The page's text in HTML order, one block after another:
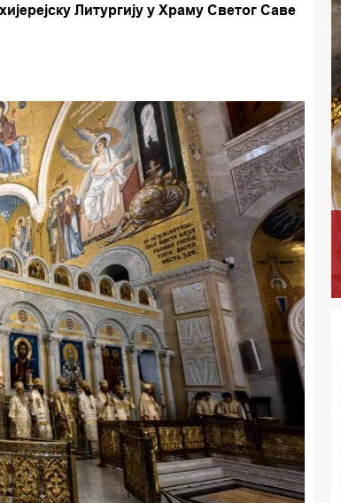
Литургију у Храму Светог Саве